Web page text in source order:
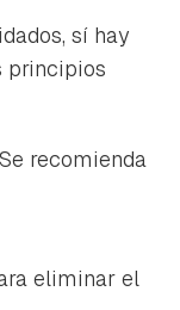
sí hay
principios
recomienda
eliminar el